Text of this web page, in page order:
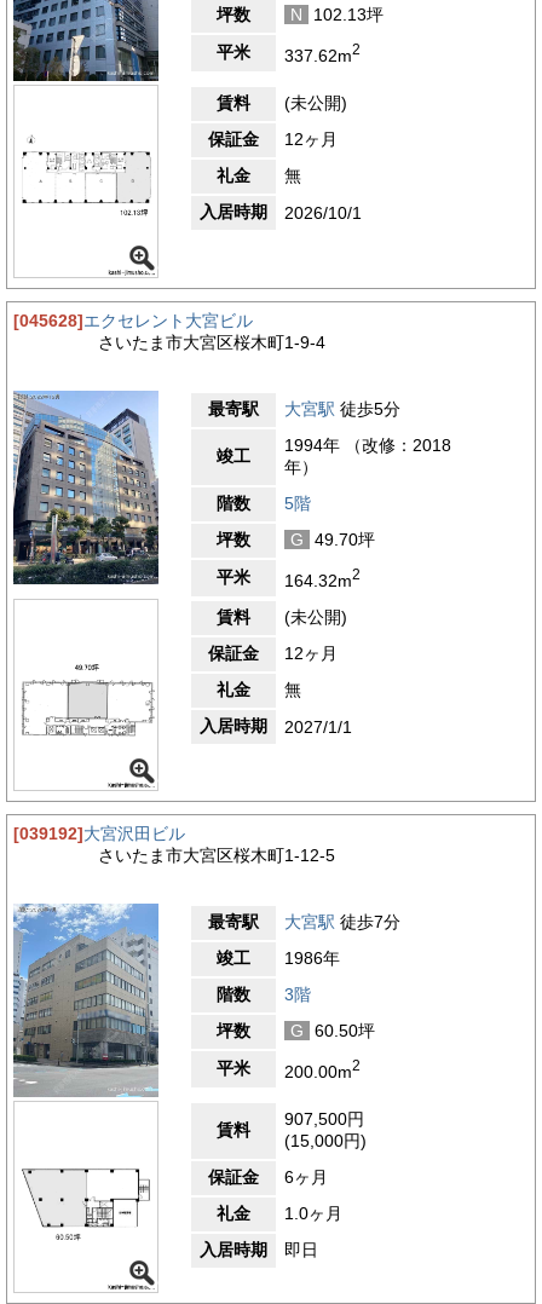
坪数
N
102.13坪
平米
337.62m2
賃料
(未公開)
保証金
12ヶ月
礼金
無
入居時期
2026/10/1
[045628]エクセレント大宮ビル
さいたま市大宮区桜木町1-9-4
最寄駅 大宮駅 徒歩5分
竣工
1994年 （改修：2018
年）
階数
5階
坪数
G
49.70坪
平米
164.32m2
賃料
(未公開)
保証金
12ヶ月
礼金
無
入居時期
2027/1/1
[039192]大宮沢田ビル
さいたま市大宮区桜木町1-12-5
最寄駅 大宮駅 徒歩7分
竣工
1986年
階数
3階
坪数
G
60.50坪
平米
200.00m2
賃料
907,500円
(15,000円)
保証金
6ヶ月
礼金
1.0ヶ月
入居時期
即日